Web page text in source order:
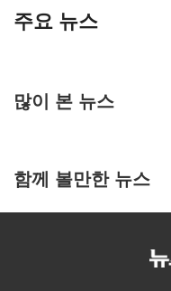
주요 뉴스
많이 본 뉴스
함께 볼만한 뉴스